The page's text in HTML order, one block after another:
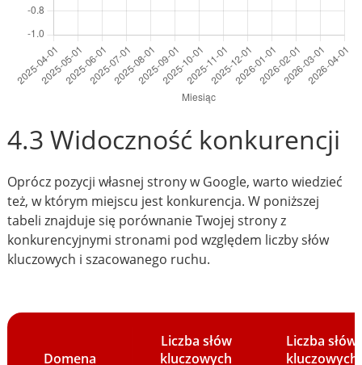
4.3 Widoczność konkurencji
Oprócz pozycji własnej strony w Google, warto wiedzieć
też, w którym miejscu jest konkurencja. W poniższej
tabeli znajduje się porównanie Twojej strony z
konkurencyjnymi stronami pod względem liczby słów
kluczowych i szacowanego ruchu.
Domena
Liczba słów
kluczowych
Liczba słów
kluczowych